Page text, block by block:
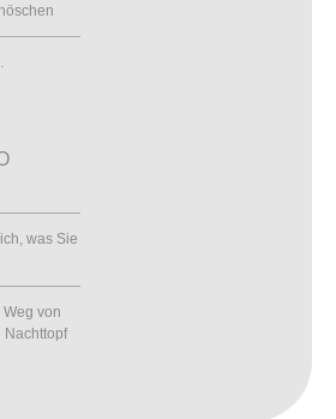
was Sie
von
Nachttopf